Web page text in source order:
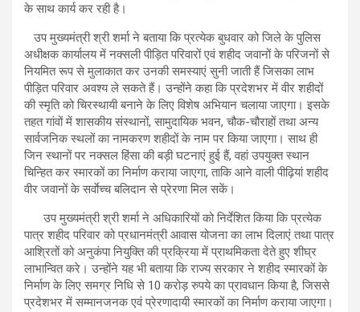
के साथ कार्य कर रही है।
उप मुख्यमंत्री श्री शर्मा ने बताया कि प्रत्येक बुधवार को जिले के पुलिस
अधीक्षक कार्यालय में नक्सली पीड़ित परिवारों एवं शहीद जवानों के परिजनों से
नियमित रूप से मुलाकात कर उनकी समस्याएं सुनी जाती हैं जिसका लाभ
पीड़ित परिवार अवश्य ले सकते हैं। उन्होंने कहा कि प्रदेशभर में वीर शहीदों
की स्मृति को चिरस्थायी बनाने के लिए विशेष अभियान चलाया जाएगा। इसके
तहत गांवों में शासकीय संस्थानों, सामुदायिक भवन, चौक-चौराहों तथा अन्य
सार्वजनिक स्थलों का नामकरण शहीदों के नाम पर किया जाएगा। साथ ही
जिन स्थानों पर नक्सल हिंसा की बड़ी घटनाएं हुई हैं, वहां उपयुक्त स्थान
चिन्हित कर स्मारकों का निर्माण कराया जाएगा, ताकि आने वाली पीढ़ियां शहीद
वीर जवानों के सर्वाेच्च बलिदान से प्रेरणा मिल सकें।
उप मुख्यमंत्री श्री शर्मा ने अधिकारियों को निर्देशित किया कि प्रत्येक
पात्र शहीद परिवार को प्रधानमंत्री आवास योजना का लाभ दिलाएं तथा पात्र
आश्रितों को अनुकंपा नियुक्ति की प्रक्रिया में प्राथमिकता देते हुए शीघ्र
लाभान्वित करे। उन्होंने यह भी बताया कि राज्य सरकार ने शहीद स्मारकों के
निर्माण के लिए समग्र निधि से 10 करोड़ रुपये का प्रावधान किया है, जिससे
प्रदेशभर में सम्मानजनक एवं प्रेरणादायी स्मारकों का निर्माण कराया जाएगा।